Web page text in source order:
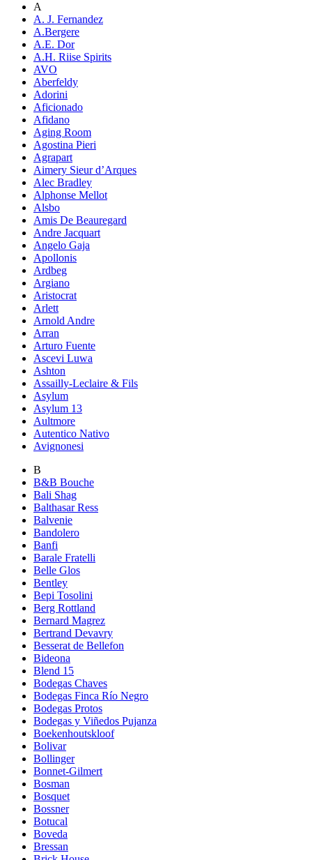
A
A. J. Fernandez
A.Bergere
A.E. Dor
A.H. Riise Spirits
AVO
Aberfeldy
Adorini
Aficionado
Afidano
Aging Room
Agostina Pieri
Agrapart
Aimery Sieur d’Arques
Alec Bradley
Alphonse Mellot
Alsbo
Amis De Beauregard
Andre Jacquart
Angelo Gaja
Apollonis
Ardbeg
Argiano
Aristocrat
Arlett
Arnold Andre
Arran
Arturo Fuente
Ascevi Luwa
Ashton
Assailly-Leclaire & Fils
Asylum
Asylum 13
Aultmore
Autentico Nativo
Avignonesi
B
B&B Bouche
Bali Shag
Balthasar Ress
Balvenie
Bandolero
Banfi
Barale Fratelli
Belle Glos
Bentley
Bepi Tosolini
Berg Rottland
Bernard Magrez
Bertrand Devavry
Besserat de Bellefon
Bideona
Blend 15
Bodegas Chaves
Bodegas Finca Río Negro
Bodegas Protos
Bodegas y Viñedos Pujanza
Boekenhoutskloof
Bolivar
Bollinger
Bonnet-Gilmert
Bosman
Bosquet
Bossner
Botucal
Boveda
Bressan